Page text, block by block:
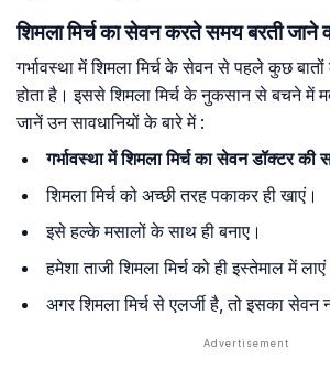
शिमला मिर्च का सेवन करते समय बरती जाने
गर्भावस्था में शिमला मिर्च के सेवन से पहले कुछ
होता है। इससे शिमला मिर्च के नुकसान से बचने में
जानें उन सावधानियों के बारे में :
गर्भावस्था में शिमला मिर्च का सेवन डॉक्टर की
शिमला मिर्च को अच्छी तरह पकाकर ही खाएं।
इसे हल्के मसालों के साथ ही बनाए।
हमेशा ताजी शिमला मिर्च को ही इस्तेमाल में
अगर शिमला मिर्च से एलर्जी है, तो इसका सेवन